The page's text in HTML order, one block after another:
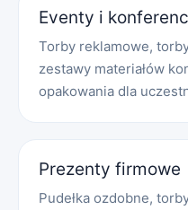
Eventy i
Torby reklamowe,
zestawy materiałów
opakowania dla
Prezenty firmowe
Pudełka ozdobne,